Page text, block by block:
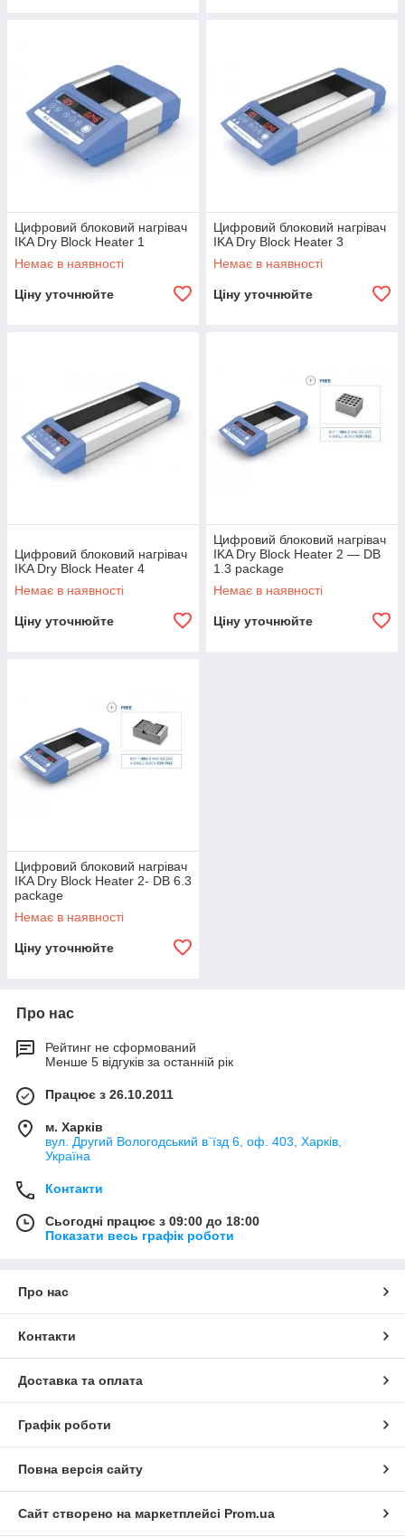
Цифровий блоковий нагрівач
IKA Dry Block Heater 1
Немає в наявності
Ціну уточнюйте
Цифровий блоковий нагрівач
IKA Dry Block Heater 3
Немає в наявності
Ціну уточнюйте
Цифровий блоковий нагрівач
IKA Dry Block Heater 4
Немає в наявності
Ціну уточнюйте
Цифровий блоковий нагрівач
IKA Dry Block Heater 2 — DB
1.3 package
Немає в наявності
Ціну уточнюйте
Цифровий блоковий нагрівач
IKA Dry Block Heater 2- DB 6.3
package
Немає в наявності
Ціну уточнюйте
Про нас
Рейтинг не сформований
Менше 5 відгуків за останній рік
Працює з 26.10.2011
м. Харків
вул. Другий Вологодський в`їзд 6, оф. 403, Харків,
Україна
Контакти
Сьогодні працює з 09:00 до 18:00
Показати весь графік роботи
Про нас
Контакти
Доставка та оплата
Графік роботи
Повна версія сайту
Сайт створено на маркетплейсі Prom.ua